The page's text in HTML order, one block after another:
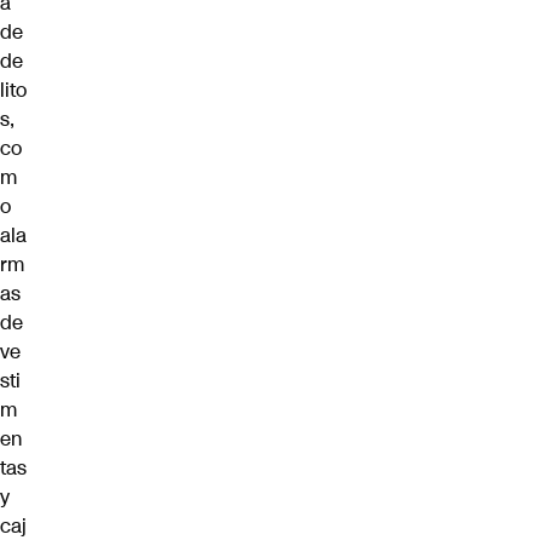
de
de
lito
s,
co
m
o
ala
rm
as
de
ve
sti
m
en
tas
y
caj